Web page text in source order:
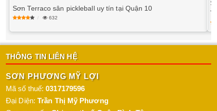
Sơn Terraco sân pickleball uy tín tại Quận 10
632
THÔNG TIN LIÊN HỆ
SƠN PHƯƠNG MỸ LỢI
Mã số thuế:0317179596
Đại Diện: Trần Thị Mỹ Phương